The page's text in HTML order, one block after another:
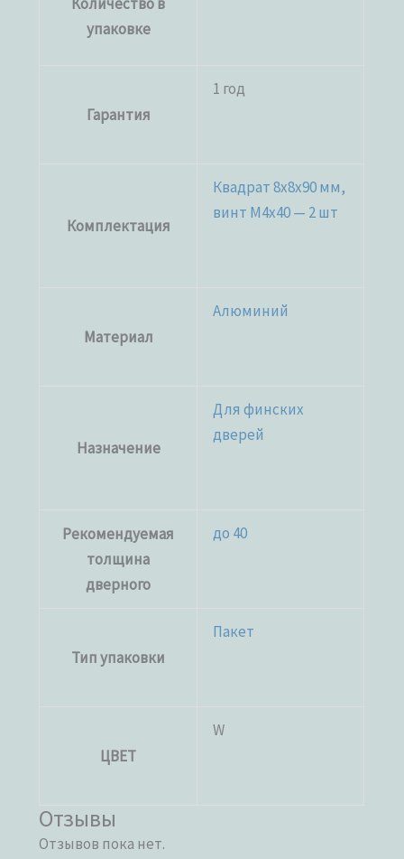
упаковке
Гарантия
1 год
Комплектация
Квадрат 8x8x90 мм,
винт M4x40 — 2 шт
Материал
Алюминий
Назначение
Для финских
дверей
Рекомендуемая
толщина
дверного
до 40
Тип упаковки
Пакет
ЦВЕТ
W
Отзывы
Отзывов пока нет.